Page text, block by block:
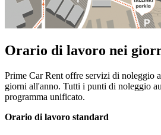
Orario di lavoro nei
Prime Car Rent offre servizi di noleggio
giorni all'anno. Tutti i punti di noleggio
programma unificato.
Orario di lavoro standard